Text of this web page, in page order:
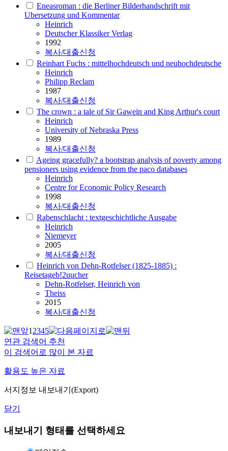
Eneasroman : die Berliner Bilderhandschrift mit
Ubersetzung und Kommentar
Heinrich
Deutscher Klassiker Verlag
1992
복사/대출신청
Reinhart Fuchs : mittelhochdeutsch und neuhochdeutsche
Heinrich
Philipp Reclam
1987
복사/대출신청
The crown : a tale of Sir Gawein and King Arthur's court
Heinrich
University of Nebraska Press
1989
복사/대출신청
Ageing gracefully? a bootstrap analysis of poverty among
pensioners using evidence from the paco databases
Heinrich
Centre for Economic Policy Research
1998
복사/대출신청
Rabenschlacht : textgeschichtliche Ausgabe
Heinrich
Niemeyer
2005
복사/대출신청
Heinrich von Dehn-Rotfelser (1825-1885) :
Reisetageb!2uucher
Dehn-Rotfelser, Heinrich von
Theiss
2015
복사/대출신청
12345
연관 검색어 추천
이 검색어로 많이 본 자료
활용도 높은 자료
서지정보 내보내기(Export)
닫기
내보내기 형태를 선택하세요